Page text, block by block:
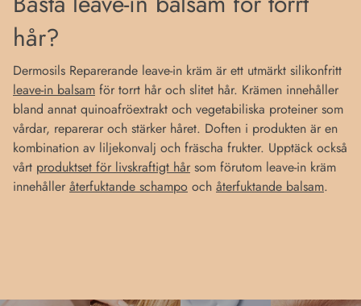
hår?
Dermosils Reparerande leave-in kräm är ett utmärkt silikonfritt
leave-in balsam för torrt hår och slitet hår. Krämen innehåller
bland annat quinoafröextrakt och vegetabiliska proteiner som
vårdar, reparerar och stärker håret. Doften i produkten är en
kombination av liljekonvalj och fräscha frukter. Upptäck också
vårt produktset för livskraftigt hår som förutom leave-in kräm
innehåller återfuktande schampo och återfuktande balsam.